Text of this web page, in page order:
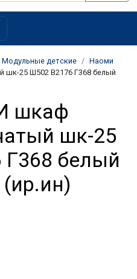
Модульные детские
Наоми
25 Ш502 В2176 Г368 белый
шкаф
шк-25
белый
(ир.ин)